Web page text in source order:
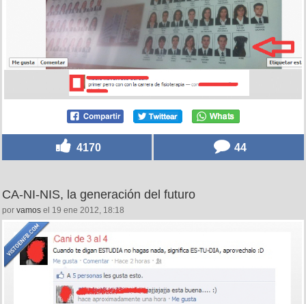
4170 44
CA-NI-NIS, la generación del futuro
por vamos el 19 ene 2012, 18:18